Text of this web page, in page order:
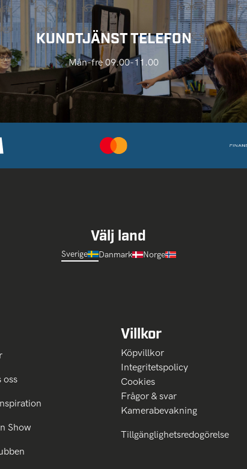
KUNDTJÄNST TELEFON
Mån-fre 09.00-11.00
Välj land
Sverige Danmark Norge
oss
Show
Villkor
Köpvillkor
Integritetspolicy
Cookies
Frågor & svar
Kamerabevakning
Tillgänglighetsredogörelse